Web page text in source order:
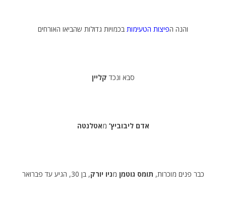
והנה הפיצות הטעימות בכמויות גדולות שהביאו האורחים
סבא ונכד קליין
אדם ליבוביץ’ מאטלנטה
כבר פנים מוכרות, תומס גוטמן מניו יורק, בן 30, הגיע עד פברואר